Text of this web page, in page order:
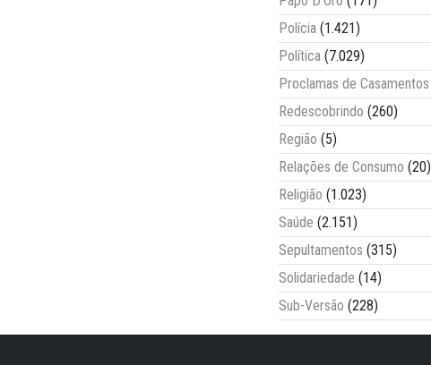
Polícia (1.421)
Política (7.029)
Proclamas de Casamentos
Redescobrindo (260)
Região (5)
Relações de Consumo (20)
Religião (1.023)
Saúde (2.151)
Sepultamentos (315)
Solidariedade (14)
Sub-Versão (228)